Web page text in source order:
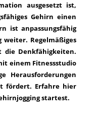
ausgesetzt ist,
Gehirn einen
ist anpassungsfähig
weiter. Regelmäßiges
die Denkfähigkeiten.
einem Fitnessstudio
Herausforderungen
fördert. Erfahre hier
startest.